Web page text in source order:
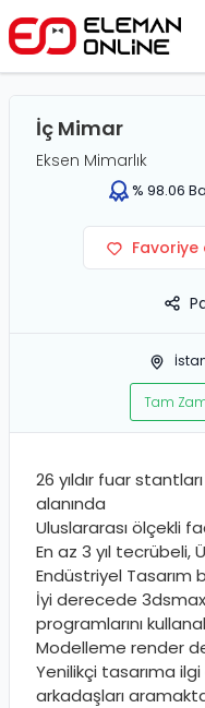
İç Mimar
Eksen Mimarlık
% 98.06
Favoriye
Tam
26 yıldır fuar
alanında
Uluslararası ölçekli
En az 3 yıl tecrübeli,
Endüstriyel Tasarım
İyi derecede
programlarını
Modelleme render
Yenilikçi tasarıma
arkadaşları